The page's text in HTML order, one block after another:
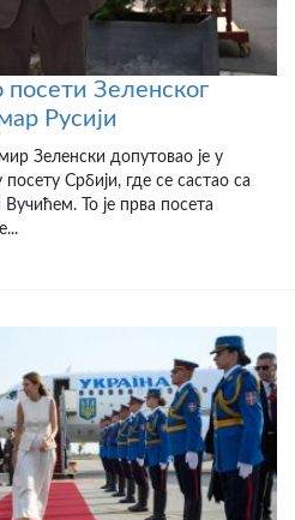
посети Зеленског
Русији
Зеленски допутовао је у
посету Србији, где се састао са
То је прва посета